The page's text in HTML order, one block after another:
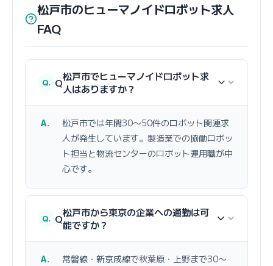
松戸市のヒューマノイドロボット求人
FAQ
Q松戸市でヒューマノイドロボット求
人はありますか？
松戸市では年間30〜50件のロボット関連求
人が発生しています。製造業での協働ロボッ
ト担当と物流センターのロボット運用職が中
心です。
Q松戸市から東京の企業への通勤は可
能ですか？
常磐線・新京成線で秋葉原・上野まで30〜